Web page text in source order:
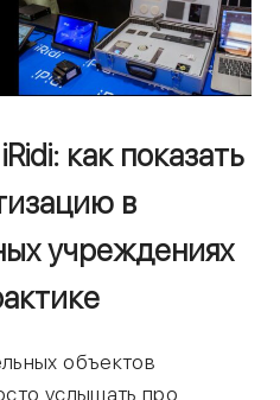
как показать
в
учреждениях
объектов
услышать про